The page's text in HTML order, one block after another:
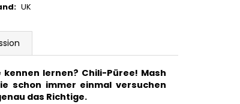
: UK
lernen? Chili-Püree! Mash
schon immer einmal versuchen
das Richtige.